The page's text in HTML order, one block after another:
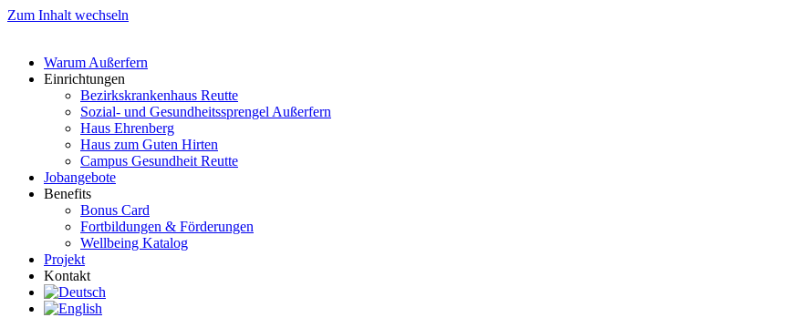
Zum Inhalt wechseln
Warum Außerfern
Einrichtungen
Bezirkskrankenhaus Reutte
Sozial- und Gesundheitssprengel Außerfern
Haus Ehrenberg
Haus zum Guten Hirten
Campus Gesundheit Reutte
Jobangebote
Benefits
Bonus Card
Fortbildungen & Förderungen
Wellbeing Katalog
Projekt
Kontakt